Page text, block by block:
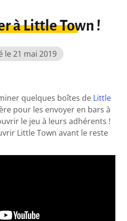
à Little Town !
le 21 mai 2019
quelques boîtes de Little
pour les envoyer en bars à
le jeu à leurs adhérents !
Little Town avant le reste